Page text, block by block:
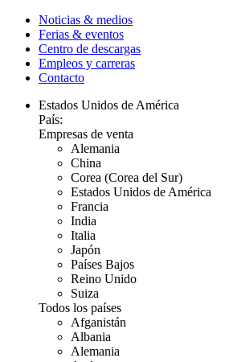
Noticias & medios
Ferias & eventos
Centro de descargas
Empleos y carreras
Contacto
Estados Unidos de América
País:
Empresas de venta
Alemania
China
Corea (Corea del Sur)
Estados Unidos de América
Francia
India
Italia
Japón
Países Bajos
Reino Unido
Suiza
Todos los países
Afganistán
Albania
Alemania